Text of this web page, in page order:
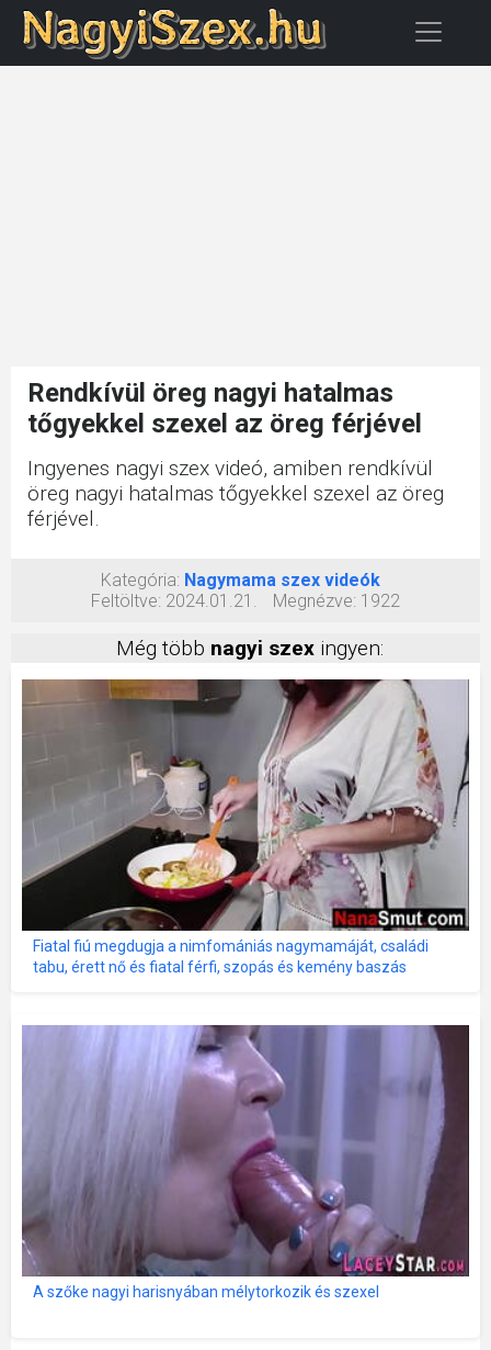
Rendkívül öreg nagyi hatalmas
tőgyekkel szexel az öreg férjével
Ingyenes nagyi szex videó, amiben rendkívül
öreg nagyi hatalmas tőgyekkel szexel az öreg
férjével.
Kategória: Nagymama szex videók
Feltöltve: 2024.01.21. Megnézve: 1922
Még több nagyi szex ingyen:
Fiatal fiú megdugja a nimfomániás nagymamáját, családi
tabu, érett nő és fiatal férfi, szopás és kemény baszás
A szőke nagyi harisnyában mélytorkozik és szexel